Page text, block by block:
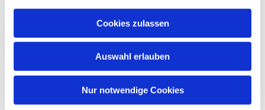
Cookies zulassen
Auswahl erlauben
Nur notwendige Cookies